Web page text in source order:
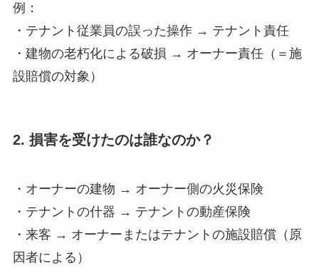
例：
・テナント従業員の誤った操作 → テナント責任
・建物の老朽化による破損 → オーナー責任（＝施
設賠償の対象）
2. 損害を受けたのは誰なのか？
・オーナーの建物 → オーナー側の火災保険
・テナントの什器 → テナントの動産保険
・来客 → オーナーまたはテナントの施設賠償（原
因者による）